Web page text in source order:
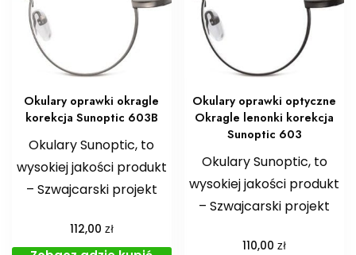
Okulary oprawki okragle
korekcja Sunoptic 603B
Okulary Sunoptic, to
wysokiej jakości produkt
– Szwajcarski projekt
112,00 zł
Okulary oprawki optyczne
Okragle lenonki korekcja
Sunoptic 603
Okulary Sunoptic, to
wysokiej jakości produkt
– Szwajcarski projekt
110,00zł